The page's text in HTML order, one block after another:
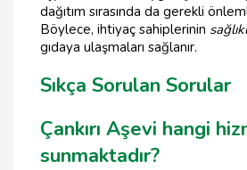
dağıtım sırasında da gerekli
Böylece, ihtiyaç sahiplerinin
gıdaya ulaşmaları sağlanır.
Sıkça Sorulan Sorular
Çankırı Aşevi hangi
sunmaktadır?